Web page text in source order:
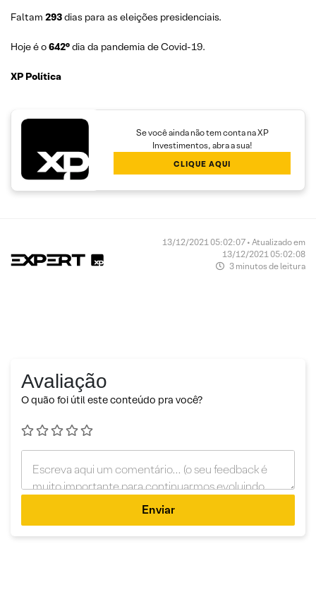
Faltam 293dias para as eleições presidenciais.
Hoje é o642°dia da pandemia de Covid-19.
XP Política
Se você ainda não tem conta na XP
Investimentos, abra a sua!
CLIQUE AQUI
13/12/2021 05:02:07 • Atualizado em
13/12/2021 05:02:08
3 minutos de leitura
Avaliação
O quão foi útil este conteúdo pra você?
Enviar